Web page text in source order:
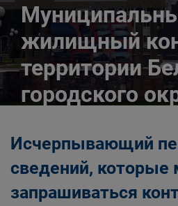
жилищный
территории
городского
Муниципальный
Муниципальный
территории Беловского
Исчерпывающий
сведений, которые
запрашиваться